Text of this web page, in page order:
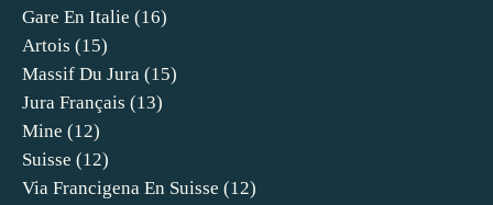
Gare En Italie (16)
Artois (15)
Massif Du Jura (15)
Jura Français (13)
Mine (12)
Suisse (12)
Via Francigena En Suisse (12)